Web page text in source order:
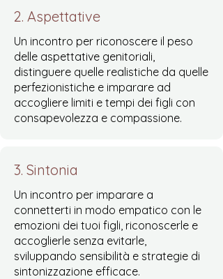
2. Aspettative
Un incontro per riconoscere il peso
delle aspettative genitoriali,
distinguere quelle realistiche da quelle
perfezionistiche e imparare ad
accogliere limiti e tempi dei figli con
consapevolezza e compassione.
3. Sintonia
Un incontro per imparare a
connetterti in modo empatico con le
emozioni dei tuoi figli, riconoscerle e
accoglierle senza evitarle,
sviluppando sensibilità e strategie di
sintonizzazione efficace.